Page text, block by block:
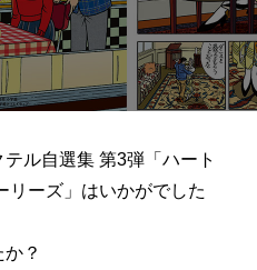
ル自選集 第3弾「ハート
リーズ」はいかがでした
？